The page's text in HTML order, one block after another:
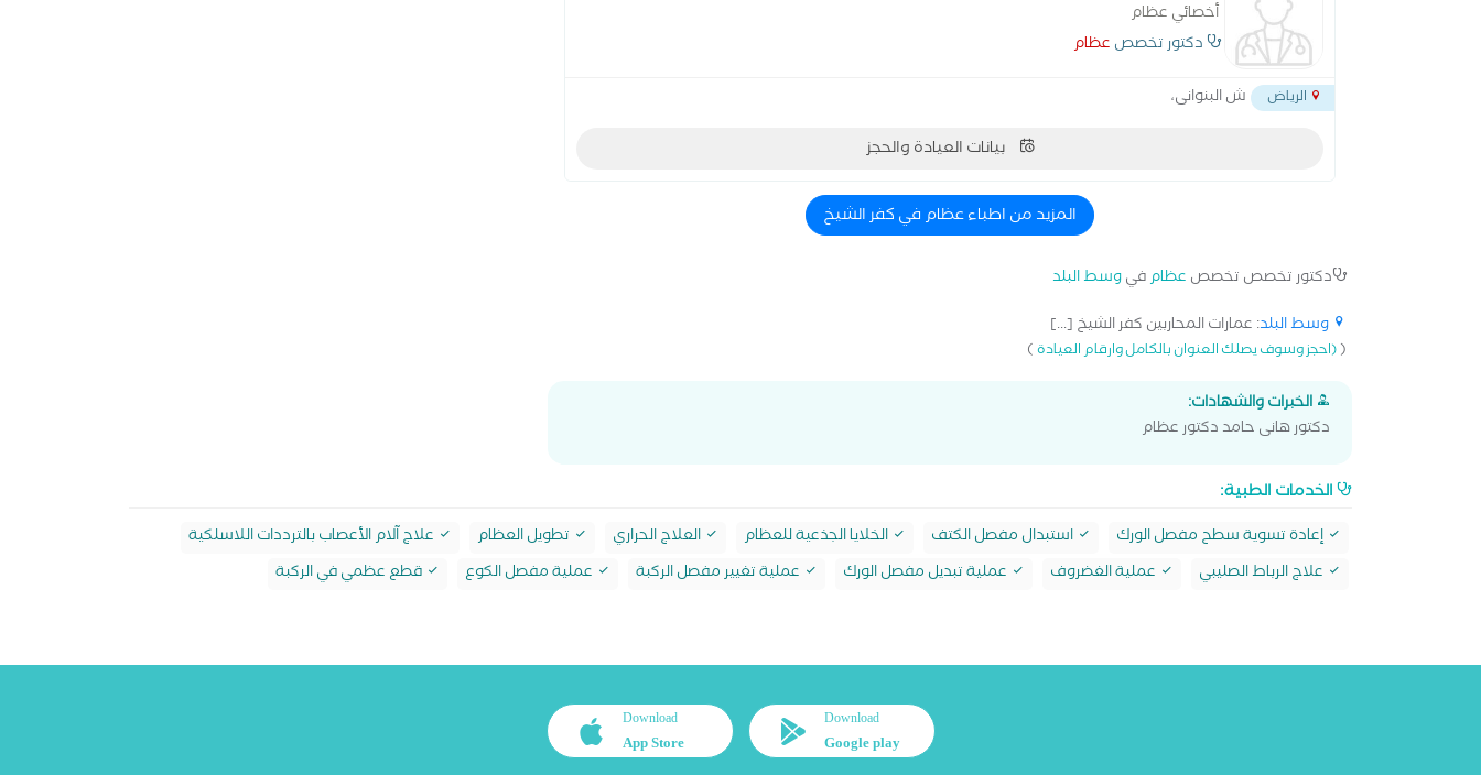
أخصائي عظام
دكتور تخصص عظام
الرياض ش البنوانى،
بيانات العيادة والحجز
المزيد من اطباء عظام في كفر الشيخ
دكتور تخصص تخصص عظامفيوسط البلد
وسط البلد: عمارات المحاربين كفر الشيخ [...]
((احجز وسوف يصلك العنوان بالكامل وارقام العيادة)
الخبرات والشهادات:
دكتور هانى حامد دكتور عظام
الخدمات الطبية:
إعادة تسوية سطح مفصل الورك استبدال مفصل الكتف الخلايا الجذعية للعظام العلاج الحراري تطويل العظام
علاج آلام الأعصاب بالترددات اللاسلكية
علاج الرباط الصليبي
عملية الغضروف عملية تبديل مفصل الورك عملية تغيير مفصل الركبة عملية مفصل الكوع قطع عظمي في الركبة
Download
Google play
Download
App Store